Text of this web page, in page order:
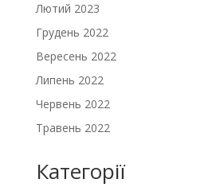
Лютий 2023
Грудень 2022
Вересень 2022
Липень 2022
Червень 2022
Травень 2022
Категорії